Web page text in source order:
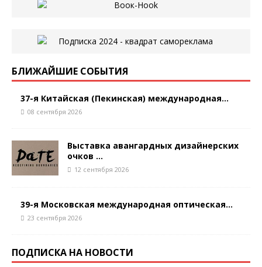
БЛИЖАЙШИЕ СОБЫТИЯ
37-я Китайская (Пекинская) международная...
08 сентября 2026
Выставка авангардных дизайнерских
очков ...
12 сентября 2026
39-я Московская международная оптическая...
23 сентября 2026
ПОДПИСКА НА НОВОСТИ